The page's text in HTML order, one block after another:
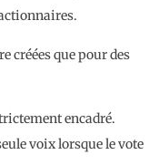
créées que pour des
encadré.
voix lorsque le vote